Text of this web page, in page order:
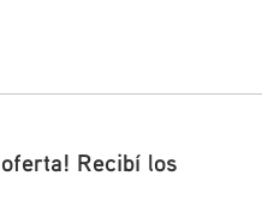
Recibí los